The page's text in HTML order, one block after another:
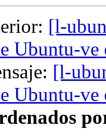
[l-
Ubuntu-
[l-
Ubuntu-